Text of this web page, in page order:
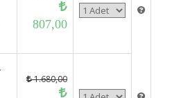
807,00
1.680,00